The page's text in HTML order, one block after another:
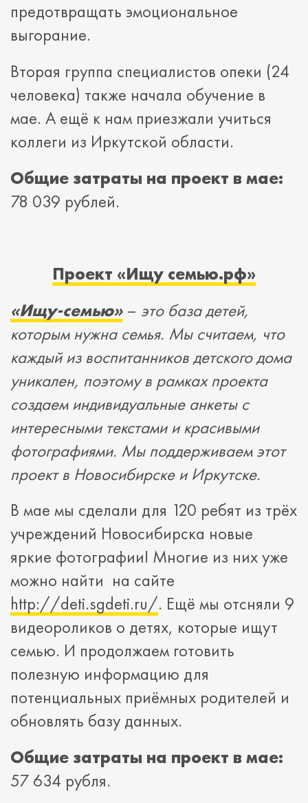
предотвращать эмоциональное
выгорание.
Вторая группа специалистов опеки (24
человека) также начала обучение в
мае. А ещё к нам приезжали учиться
коллеги из Иркутской области.
Общие затраты на проект в мае:
78 039 рублей.
Проект «Ищу семью.рф»
«Ищу-семью» – это база детей,
которым нужна семья. Мы считаем, что
каждый из воспитанников детского дома
уникален, поэтому в рамках проекта
создаем индивидуальные анкеты с
интересными текстами и красивыми
фотографиями. Мы поддерживаем этот
проект в Новосибирске и Иркутске.
В мае мы сделали для 120 ребят из трёх
учреждений Новосибирска новые
яркие фотографии! Многие из них уже
можно найти на сайте
http://deti.sgdeti.ru/. Ещё мы отсняли 9
видеороликов о детях, которые ищут
семью. И продолжаем готовить
полезную информацию для
потенциальных приёмных родителей и
обновлять базу данных.
Общие затраты на проект в мае:
57 634 рубля.